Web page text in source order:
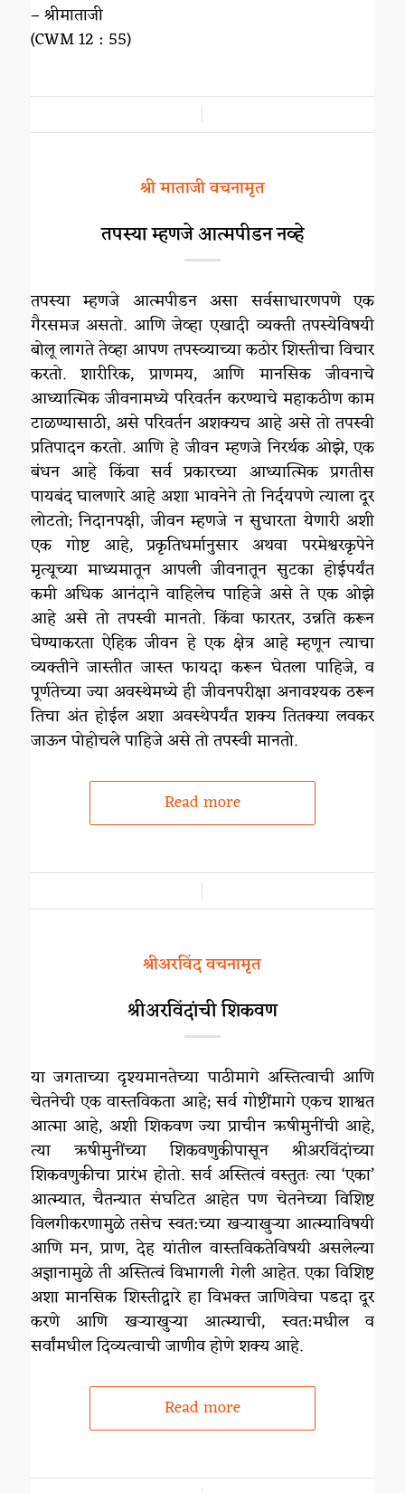
– श्रीमाताजी
(CWM 12 : 55)
श्री माताजी वचनामृत
तपस्या म्हणजे आत्मपीडन नव्हे
तपस्या म्हणजे आत्मपीडन असा सर्वसाधारणपणे एक
गैरसमज असतो. आणि जेव्हा एखादी व्यक्ती तपस्येविषयी
बोलू लागते तेव्हा आपण तपस्व्याच्या कठोर शिस्तीचा विचार
करतो. शारीरिक, प्राणमय, आणि मानसिक जीवनाचे
आध्यात्मिक जीवनामध्ये परिवर्तन करण्याचे महाकठीण काम
टाळण्यासाठी, असे परिवर्तन अशक्यच आहे असे तो तपस्वी
प्रतिपादन करतो. आणि हे जीवन म्हणजे निरर्थक ओझे, एक
बंधन आहे किंवा सर्व प्रकारच्या आध्यात्मिक प्रगतीस
पायबंद घालणारे आहे अशा भावनेने तो निर्दयपणे त्याला दूर
लोटतो; निदानपक्षी, जीवन म्हणजे न सुधारता येणारी अशी
एक गोष्ट आहे, प्रकृतिधर्मानुसार अथवा परमेश्वरकृपेने
मृत्यूच्या माध्यमातून आपली जीवनातून सुटका होईपर्यंत
कमी अधिक आनंदाने वाहिलेच पाहिजे असे ते एक ओझे
आहे असे तो तपस्वी मानतो. किंवा फारतर, उन्नति करून
घेण्याकरता ऐहिक जीवन हे एक क्षेत्र आहे म्हणून त्याचा
व्यक्तीने जास्तीत जास्त फायदा करून घेतला पाहिजे, व
पूर्णतेच्या ज्या अवस्थेमध्ये ही जीवनपरीक्षा अनावश्यक ठरून
तिचा अंत होईल अशा अवस्थेपर्यंत शक्य तितक्या लवकर
जाऊन पोहोचले पाहिजे असे तो तपस्वी मानतो.
Read more
श्रीअरविंद वचनामृत
श्रीअरविंदांची शिकवण
या जगताच्या दृश्यमानतेच्या पाठीमागे अस्तित्वाची आणि
चेतनेची एक वास्तविकता आहे; सर्व गोष्टींमागे एकच शाश्वत
आत्मा आहे, अशी शिकवण ज्या प्राचीन ऋषीमुनींची आहे,
त्या ऋषीमुनींच्या शिकवणुकीपासून श्रीअरविंदांच्या
शिकवणुकीचा प्रारंभ होतो. सर्व अस्तित्वं वस्तुतः त्या ‘एका’
आत्म्यात, चैतन्यात संघटित आहेत पण चेतनेच्या विशिष्ट
विलगीकरणामुळे तसेच स्वत:च्या खऱ्याखुऱ्या आत्म्याविषयी
आणि मन, प्राण, देह यांतील वास्तविकतेविषयी असलेल्या
अज्ञानामुळे ती अस्तित्वं विभागली गेली आहेत. एका विशिष्ट
अशा मानसिक शिस्तीद्वारे हा विभक्त जाणिवेचा पडदा दूर
करणे आणि खऱ्याखुऱ्या आत्म्याची, स्वत:मधील व
सर्वांमधील दिव्यत्वाची जाणीव होणे शक्य आहे.
Read more